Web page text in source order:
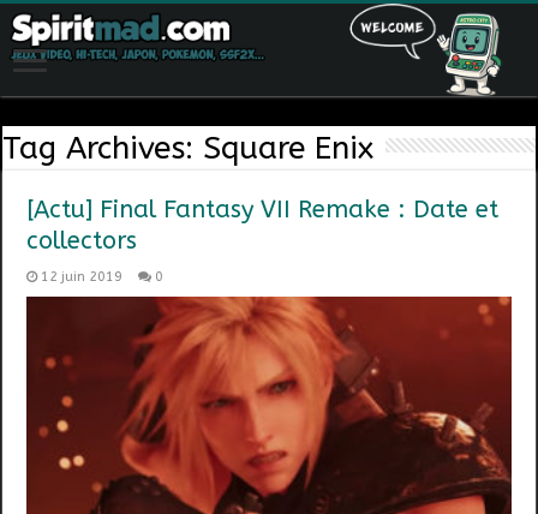
Tag Archives: Square Enix
[Actu] Final Fantasy VII Remake : Date et
collectors
12 juin 2019 0